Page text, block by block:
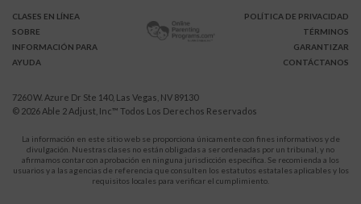
CLASES EN LÍNEA
SOBRE
INFORMACIÓN PARA
AYUDA
POLÍTICA DE PRIVACIDAD
TÉRMINOS
GARANTIZAR
CONTÁCTANOS
7260 W. Azure Dr Ste 140, Las Vegas, NV 89130
© 2026 Able 2 Adjust, Inc™ Todos Los Derechos Reservados
La información en este sitio web se proporciona únicamente con fines informativos y de
divulgación. Nuestras clases no están obligadas a ser ordenadas por un tribunal, y no
afirmamos contar con aprobación en ninguna jurisdicción específica. Se recomienda a los
usuarios y a las agencias de referencia que consulten los estatutos estatales aplicables y los
requisitos locales para verificar el cumplimiento.